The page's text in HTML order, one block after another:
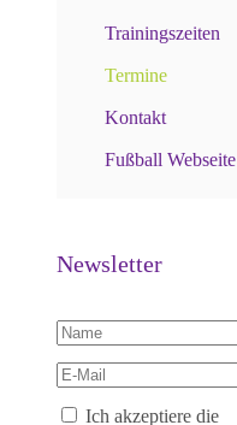
Trainingszeiten
Termine
Kontakt
Fußball Webseite
Newsletter
Ich akzeptiere die